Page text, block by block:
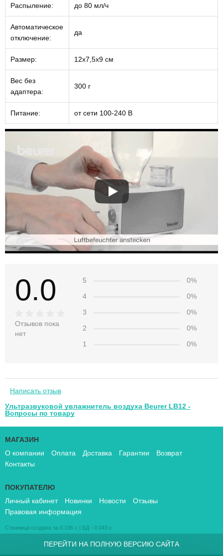
Распыление: до 80 мл/ч
Автоматическое
отключение:
да
Размер: 12x7,5x9 см
Вес без
адаптера:
300 г
Питание: от сети 100-240 В
0.0
Отзывов пока
нет
5
0%
4
0%
3
0%
2
0%
1
0%
Написать отзыв
Ультразвуковой увлажнитель воздуха Beurer LB12 -
Вопросы по товару
МАГАЗИН
О компании
Оплата Доставка Гарантии
Возврат
Контакты
ПОКУПАТЕЛЮ
Личный кабинет
Новинки Новости
Отзывы
Правовая информация
Страница создана за 0.106 с | БД - 0.043 с
ПЕРЕЙТИ НА ПОЛНУЮ ВЕРСИЮ САЙТА